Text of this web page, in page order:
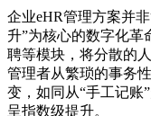
企业eHR管理方案并
升”为核心的数字化革
聘等模块，将分散的
管理者从繁琐的事务
变，如同从“手工记账
呈指数级提升。